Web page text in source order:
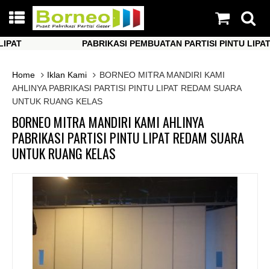
PABRIKASI PEMBUATAN PARTISI PINTU LIPAT
Home
Iklan Kami
BORNEO MITRA MANDIRI KAMI
AHLINYA PABRIKASI PARTISI PINTU LIPAT REDAM SUARA
UNTUK RUANG KELAS
BORNEO MITRA MANDIRI KAMI AHLINYA
PABRIKASI PARTISI PINTU LIPAT REDAM SUARA
UNTUK RUANG KELAS